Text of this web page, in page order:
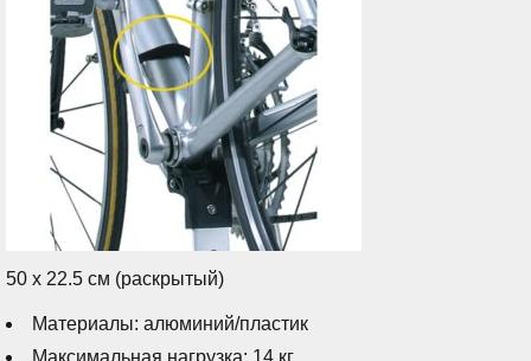
50 x 22.5 см (раскрытый)
Материалы: алюминий/пластик
Максимальная нагрузка: 14 кг